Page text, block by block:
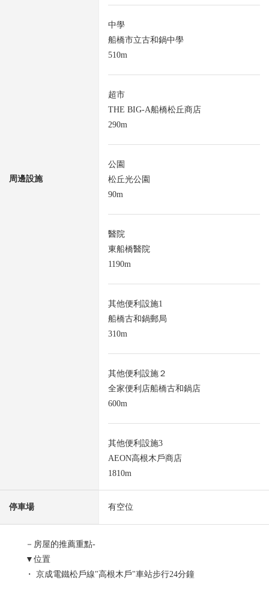
周邊設施
中學
船橋市立古和鍋中學
510m
超市
THE BIG-A船橋松丘商店
290m
公園
松丘光公園
90m
醫院
東船橋醫院
1190m
其他便利設施1
船橋古和鍋郵局
310m
其他便利設施２
全家便利店船橋古和鍋店
600m
其他便利設施3
AEON高根木戶商店
1810m
停車場 有空位
－房屋的推薦重點-
▼位置
・ 京成電鐵松戶線"高根木戶"車站步行24分鐘